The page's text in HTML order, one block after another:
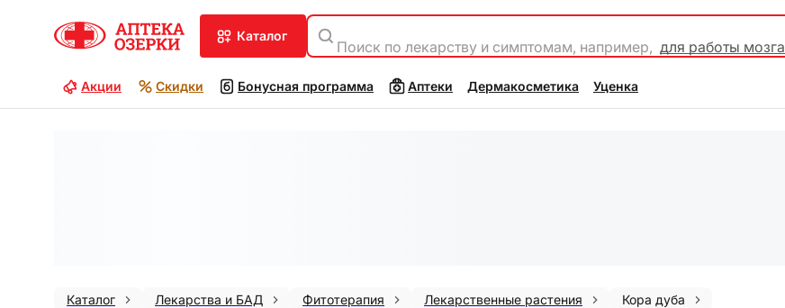
каталог
Поиск по лекарству и симптомам, например, для работы мозга
Акции Скидки Бонусная программа Аптеки Дермакосметика Уценка
Каталог Лекарства и БАД Фитотерапия Лекарственные растения Кора дуба